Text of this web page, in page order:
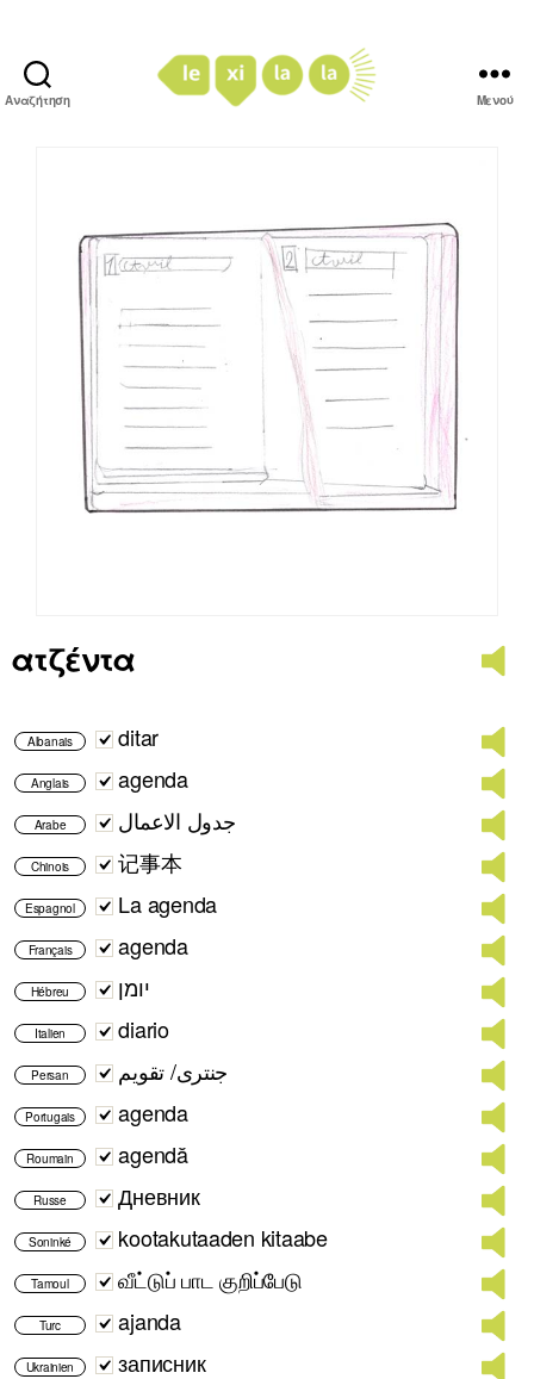
Αναζήτηση Μενού
ατζέντα
Albanais ditar
Anglais agenda
Arabe جدول الاعمال
Chinois 记事本
Espagnol La agenda
Français agenda
Hébreu יומן
Italien diario
Persan جنتری/ تقویم
Portugais agenda
Roumain agendă
Russe Дневник
Soninké kootakutaaden kitaabe
Tamoul வீட்டுப் பாட குறிப்பேடு
Turc ajanda
Ukrainien записник